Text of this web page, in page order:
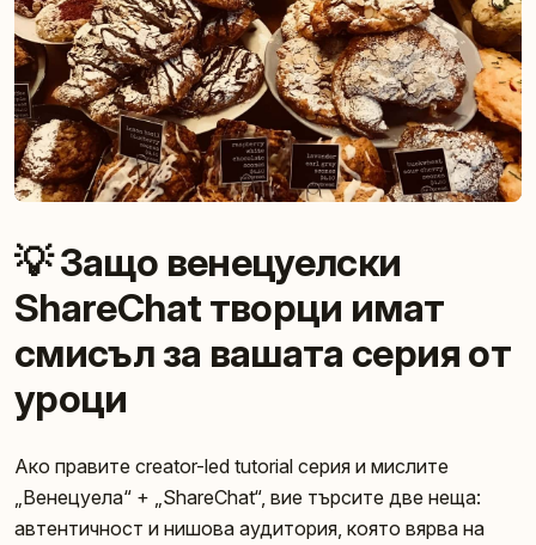
💡 Защо венецуелски
ShareChat творци имат
смисъл за вашата серия от
уроци
Ако правите creator-led tutorial серия и мислите
„Венецуела“ + „ShareChat“, вие търсите две неща:
автентичност и нишова аудитория, която вярва на